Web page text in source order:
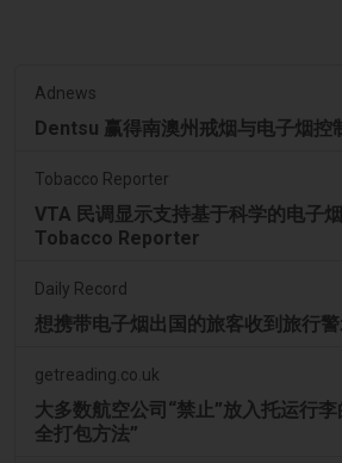
Adnews
Dentsu 赢得南澳州戒烟与电子烟控
Tobacco Reporter
VTA 民调显示支持基于科学的电子
Tobacco Reporter
Daily Record
想携带电子烟出国的旅客收到旅行
getreading.co.uk
大多数航空公司“禁止”放入托运行
全打包方法”